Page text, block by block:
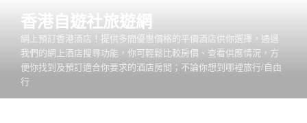
香港自遊社旅遊網
網上預訂香港酒店！提供多間優惠價格的平價酒店供你選擇，通過
我們的網上酒店搜尋功能，你可輕鬆比較房價、查看供應情況，方
便你找到及預訂適合你要求的酒店房間；不論你想到哪裡旅行/自由
行